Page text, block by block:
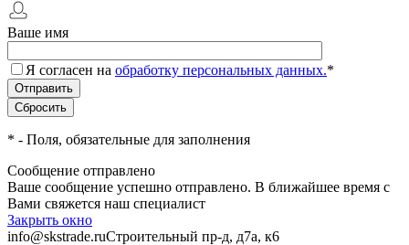
Ваше имя
Я согласен на обработку персональных данных.*
* - Поля, обязательные для заполнения
Сообщение отправлено
Ваше сообщение успешно отправлено. В ближайшее время с
Вами свяжется наш специалист
Закрыть окно
info@skstrade.ruСтроительный пр-д, д7а, к6